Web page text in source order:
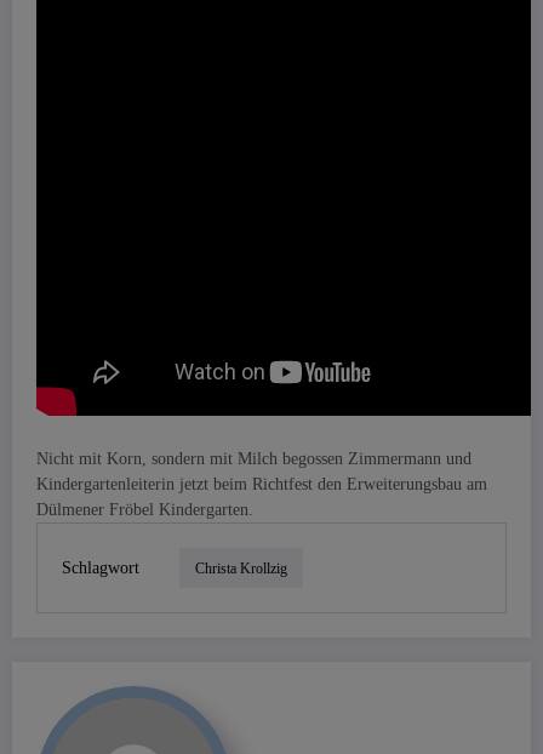
Nicht mit Korn, sondern mit Milch begossen Zimmermann und
Kindergartenleiterin jetzt beim Richtfest den Erweiterungsbau am
Dülmener Fröbel Kindergarten.
Schlagwort Christa Krollzig